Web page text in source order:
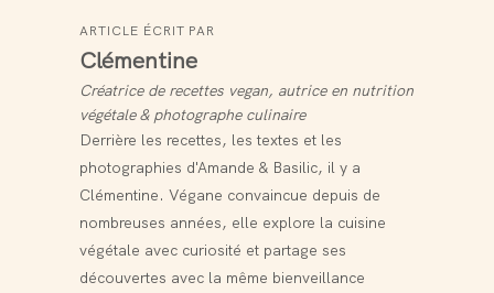
napper un steak végétal ou parfumer des pâtes.
ARTICLE ÉCRIT PAR
Clémentine
Créatrice de recettes vegan, autrice en nutrition
végétale & photographe culinaire
Derrière les recettes, les textes et les
photographies d'Amande & Basilic, il y a
Clémentine. Végane convaincue depuis de
nombreuses années, elle explore la cuisine
végétale avec curiosité et partage ses
découvertes avec la même bienveillance